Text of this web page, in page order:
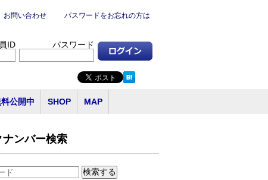
お問い合わせ パスワードをお忘れの方は
ID パスワード
公開中 SHOP MAP
ナンバー検索